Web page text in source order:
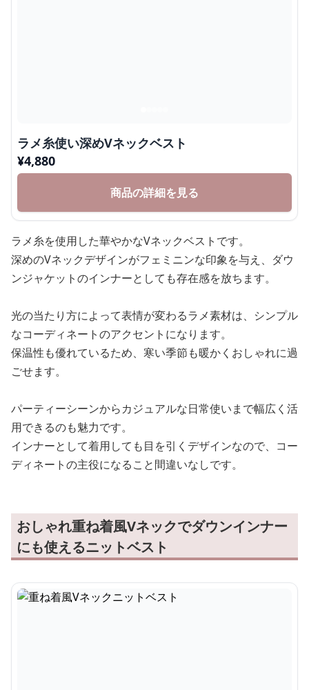
ラメ糸使い深めVネックベスト
¥4,880
商品の詳細を見る
ラメ糸を使用した華やかなVネックベストです。
深めのVネックデザインがフェミニンな印象を与え、ダウ
ンジャケットのインナーとしても存在感を放ちます。
光の当たり方によって表情が変わるラメ素材は、シンプル
なコーディネートのアクセントになります。
保温性も優れているため、寒い季節も暖かくおしゃれに過
ごせます。
パーティーシーンからカジュアルな日常使いまで幅広く活
用できるのも魅力です。
インナーとして着用しても目を引くデザインなので、コー
ディネートの主役になること間違いなしです。
おしゃれ重ね着風Vネックでダウンインナー
にも使えるニットベスト